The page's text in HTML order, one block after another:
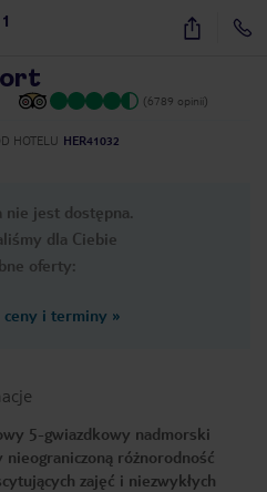
1 65
(6789 opinii)
HOTELU HER41032
nie jest dostępna.
dla Ciebie
oferty:
ceny i terminy »
5-gwiazdkowy nadmorski
różnorodność
zajęć i niezwykłych